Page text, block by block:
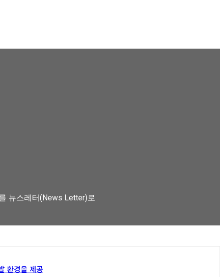
뉴스레터(News Letter)로
환경을 제공